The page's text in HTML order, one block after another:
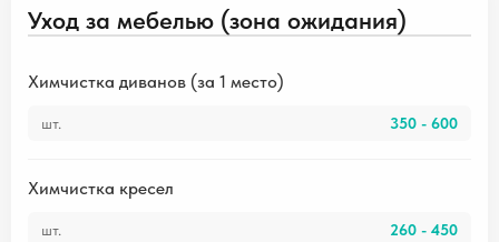
Уход за мебелью (зона ожидания)
Химчистка диванов (за 1 место)
шт. 350 - 600
Химчистка кресел
шт. 260 - 450